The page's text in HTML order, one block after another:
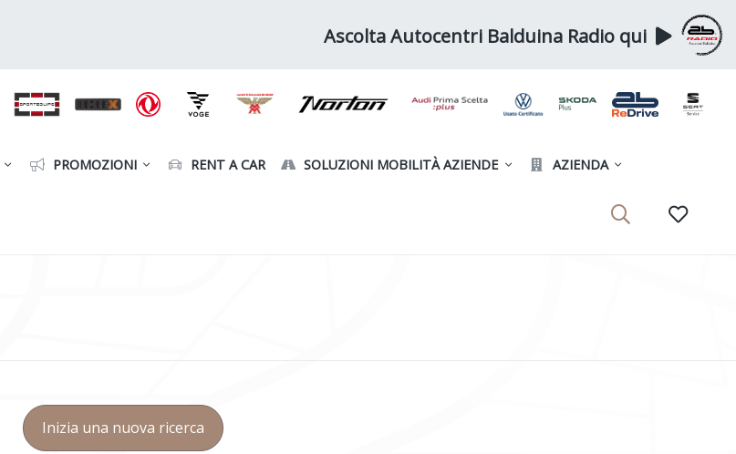
Ascolta Autocentri Balduina Radio qui
PROMOZIONI RENT A CAR SOLUZIONI MOBILITÀ AZIENDE AZIENDA
Inizia una nuova ricerca